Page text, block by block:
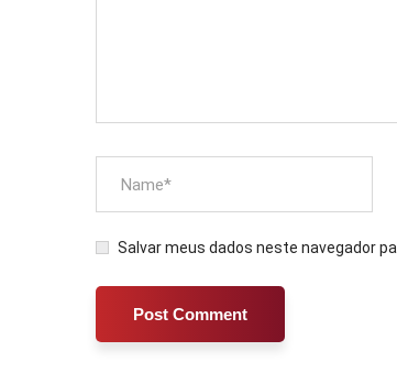
Salvar meus dados neste navegador